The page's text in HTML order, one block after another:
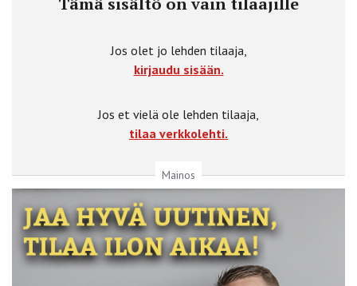
Jos olet jo lehden tilaaja,
kirjaudu sisään.
Jos et vielä ole lehden tilaaja,
tilaa verkkolehti.
Mainos